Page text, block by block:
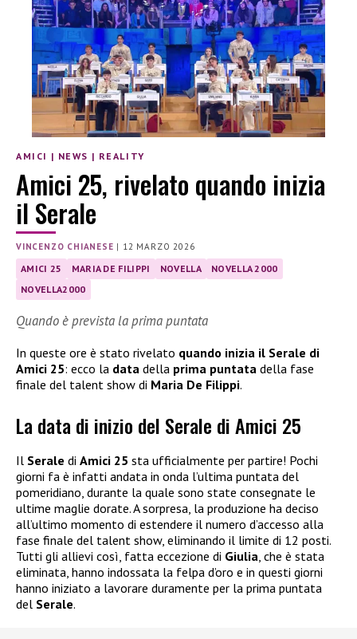
AMICI | NEWS | REALITY
Amici 25, rivelato quando inizia
il Serale
VINCENZO CHIANESE | 12 MARZO 2026
AMICI 25 MARIA DE FILIPPI NOVELLA
NOVELLA 2000
NOVELLA2000
Quando è prevista la prima puntata
In queste ore è stato rivelato quando inizia il Serale di
Amici 25: ecco la data della prima puntata della fase
finale del talent show di Maria De Filippi.
La data di inizio del Serale di Amici 25
Il Serale di Amici 25 sta ufficialmente per partire! Pochi
giorni fa è infatti andata in onda l’ultima puntata del
pomeridiano, durante la quale sono state consegnate le
ultime maglie dorate. A sorpresa, la produzione ha deciso
all’ultimo momento di estendere il numero d’accesso alla
fase finale del talent show, eliminando il limite di 12 posti.
Tutti gli allievi così, fatta eccezione di Giulia , che è stata
eliminata, hanno indossata la felpa d’oro e in questi giorni
hanno iniziato a lavorare duramente per la prima puntata
del Serale.